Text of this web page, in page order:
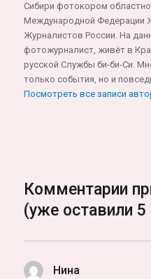
Сибири фотокором
Международной Федерации
Журналистов России. На
фотожурналист, живёт в
русской Службы би-би-Си.
только события, но и
Посмотреть все записи
Комментарии
(уже оставили
Нина